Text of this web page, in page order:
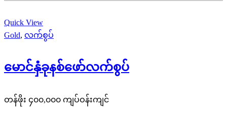
Quick View
Gold, လက်စွပ်
မောင်နှံခုနစ်ဖော်လက်စွပ်
တန်ဖိုး ၄၀၀,၀၀၀ ကျပ်ဝန်းကျင်